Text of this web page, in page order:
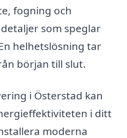
fogning och
som speglar
helhetslösning tar
början till slut.
i Österstad kan
i ditt
moderna